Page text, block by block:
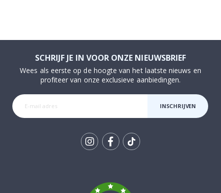
SCHRIJF JE IN VOOR ONZE NIEUWSBRIEF
Wees als eerste op de hoogte van het laatste nieuws en
profiteer van onze exclusieve aanbiedingen.
INSCHRIJVEN